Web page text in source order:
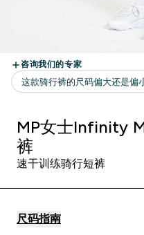
MP女士Infinity
裤
速干训练骑行短裤
尺码指南